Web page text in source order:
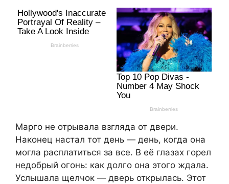
Марго не отрывала взгляда от двери.
Наконец настал тот день — день, когда она
могла расплатиться за все. В её глазах горел
недобрый огонь: как долго она этого ждала.
Услышала щелчок — дверь открылась. Этот